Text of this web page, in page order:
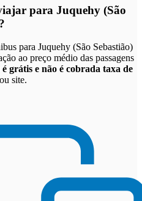
para Juquehy (São
?
para Juquehy (São Sebastião)
ao preço médio das passagens
grátis e não é cobrada taxa de
site.